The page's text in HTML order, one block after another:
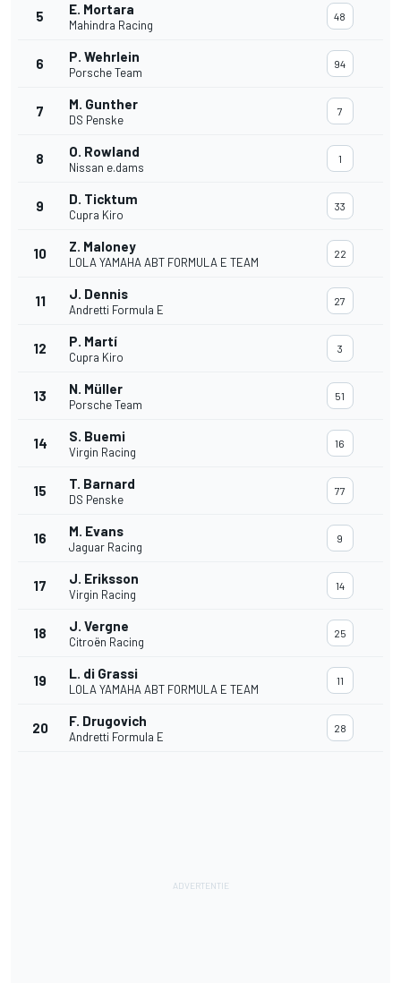
5 E. Mortara
Mahindra Racing
48
6 P. Wehrlein
Porsche Team
94
7 M. Gunther
DS Penske
7
8 O. Rowland
Nissan e.dams
1
9 D. Ticktum
Cupra Kiro
33
10 Z. Maloney
LOLA YAMAHA ABT FORMULA E TEAM
22
11 J. Dennis
Andretti Formula E
27
12 P. Martí
Cupra Kiro
3
13 N. Müller
Porsche Team
51
14 S. Buemi
Virgin Racing
16
15 T. Barnard
DS Penske
77
16 M. Evans
Jaguar Racing
9
17 J. Eriksson
Virgin Racing
14
18 J. Vergne
Citroën Racing
25
19 L. di Grassi
LOLA YAMAHA ABT FORMULA E TEAM
11
20 F. Drugovich
Andretti Formula E
28